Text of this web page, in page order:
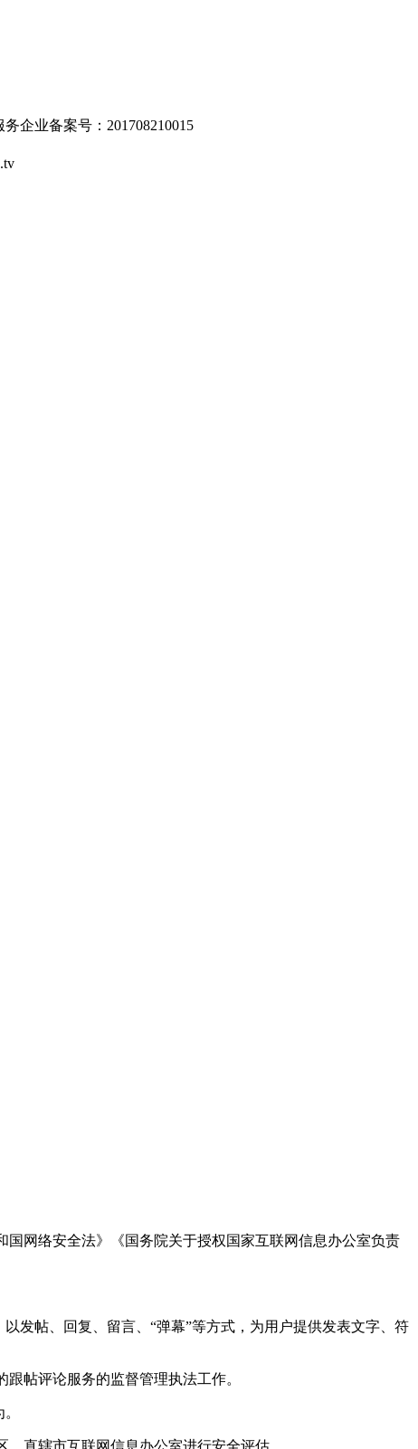
企业备案号：201708210015
网络安全法》《国务院关于授权国家互联网信息办公室负责
发帖、回复、留言、“弹幕”等方式，为用户提供发表文字、符
帖评论服务的监督管理执法工作。
直辖市互联网信息办公室进行安全评估。